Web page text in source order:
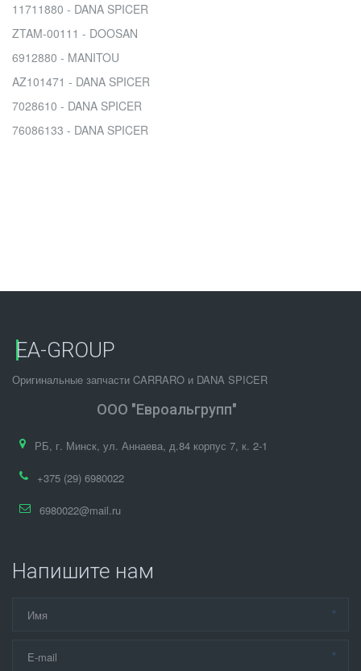
11711880 - DANA SPICER
ZTAM-00111 - DOOSAN
6912880 - MANITOU
AZ101471 - DANA SPICER
7028610 - DANA SPICER
76086133 - DANA SPICER
EA-GROUP
Оригинальные запчасти CARRARO и DANA SPICER
ООО "Евроальгрупп"
РБ, г. Минск, ул. Аннаева, д.84 корпус 7, к. 2-1
+375 (29) 6980022
6980022@mail.ru
Напишите нам
*
*